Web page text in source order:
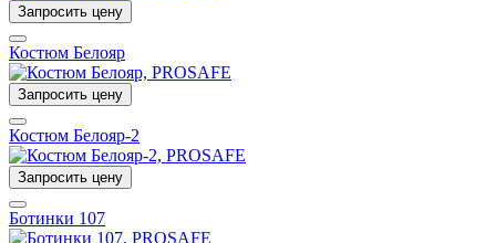
Запросить цену
Костюм Белояр
Запросить цену
Костюм Белояр-2
Запросить цену
Ботинки 107